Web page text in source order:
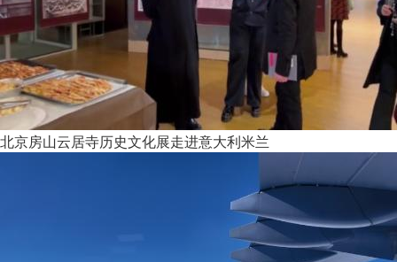
北京房山云居寺历史文化展走进意大利米兰